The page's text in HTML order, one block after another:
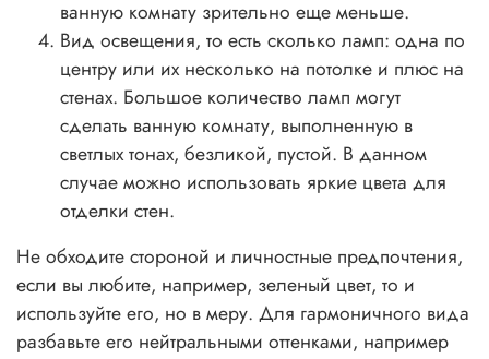
ванную комнату зрительно еще меньше.
Вид освещения, то есть сколько ламп: одна по
центру или их несколько на потолке и плюс на
стенах. Большое количество ламп могут
сделать ванную комнату, выполненную в
светлых тонах, безликой, пустой. В данном
случае можно использовать яркие цвета для
отделки стен.
Не обходите стороной и личностные предпочтения,
если вы любите, например, зеленый цвет, то и
используйте его, но в меру. Для гармоничного вида
разбавьте его нейтральными оттенками, например